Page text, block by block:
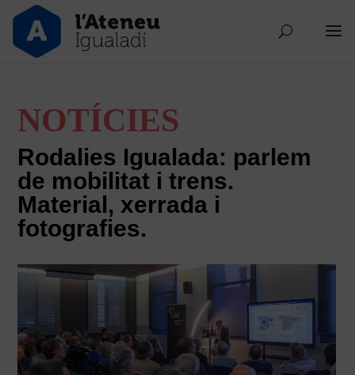
NOTÍCIES
Rodalies Igualada: parlem
de mobilitat i trens.
Material, xerrada i
fotografies.